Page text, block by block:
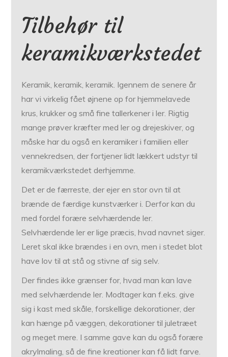
Tilbehør til
keramikværkstedet
Keramik, keramik, keramik. Igennem de senere år
har vi virkelig fået øjnene op for hjemmelavede
krus, krukker og små fine tallerkener i ler. Rigtig
mange prøver kræfter med ler og drejeskiver, og
måske har du også en keramiker i familien eller
vennekredsen, der fortjener lidt lækkert udstyr til
keramikværkstedet derhjemme.
Det er de færreste, der ejer en stor ovn til at
brænde de færdige kunstværker i. Derfor kan du
med fordel forære selvhærdende ler.
Selvhærdende ler er lige præcis, hvad navnet siger.
Leret skal ikke brændes i en ovn, men i stedet blot
have lov til at stå og stivne af sig selv.
Der findes ikke grænser for, hvad man kan lave
med selvhærdende ler. Modtager kan f.eks. give
sig i kast med skåle, forskellige dekorationer, der
kan hænge på væggen, dekorationer til juletræet
og meget mere. I samme gave kan du også forære
akrylmaling, så de fine kreationer kan få lidt farve.